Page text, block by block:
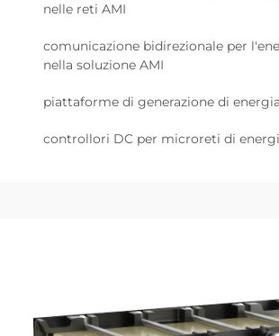
nelle reti AMI
comunicazione bidirezionale per
nella soluzione AMI
piattaforme di generazione di
controllori DC per microreti di